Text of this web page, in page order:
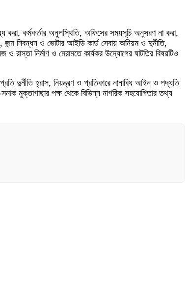
করা, কর্মকর্তার অনুপস্থিতি, অফিসের সময়সূচি অনুসরণ না করা,
জন্ম নিবন্ধন ও ভোটার আইডি কার্ড সেবায় অনিয়ম ও দুর্নীতি,
নির্মাণ ও মেরামতে কার্যকর উদ্যোগের ঘাটতির বিষয়টিও
দুর্নীতি হ্রাস, নিয়ন্ত্রণ ও প্রতিকারে নানাবিধ আইন ও পদ্ধতি
মুক্তাগাছার পক্ষ থেকে বিভিন্ন নাগরিক সহযোগিতার তথ্য